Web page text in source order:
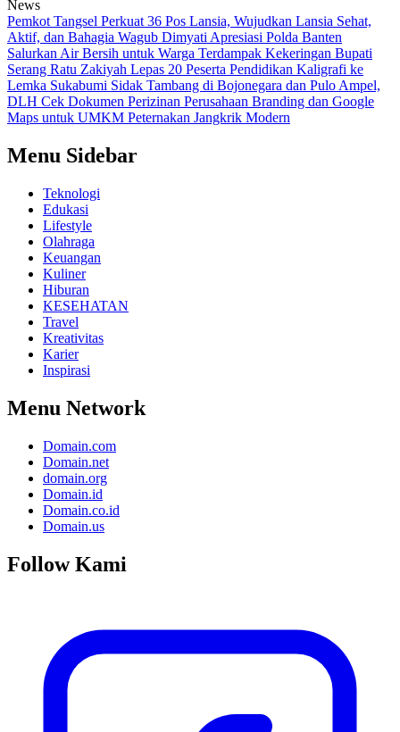
News
Pemkot Tangsel Perkuat 36 Pos Lansia, Wujudkan Lansia Sehat,
Aktif, dan Bahagia Wagub Dimyati Apresiasi Polda Banten
Salurkan Air Bersih untuk Warga Terdampak Kekeringan Bupati
Serang Ratu Zakiyah Lepas 20 Peserta Pendidikan Kaligrafi ke
Lemka Sukabumi Sidak Tambang di Bojonegara dan Pulo Ampel,
DLH Cek Dokumen Perizinan Perusahaan Branding dan Google
Maps untuk UMKM Peternakan Jangkrik Modern
Menu Sidebar
Teknologi
Edukasi
Lifestyle
Olahraga
Keuangan
Kuliner
Hiburan
KESEHATAN
Travel
Kreativitas
Karier
Inspirasi
Menu Network
Domain.com
Domain.net
domain.org
Domain.id
Domain.co.id
Domain.us
Follow Kami